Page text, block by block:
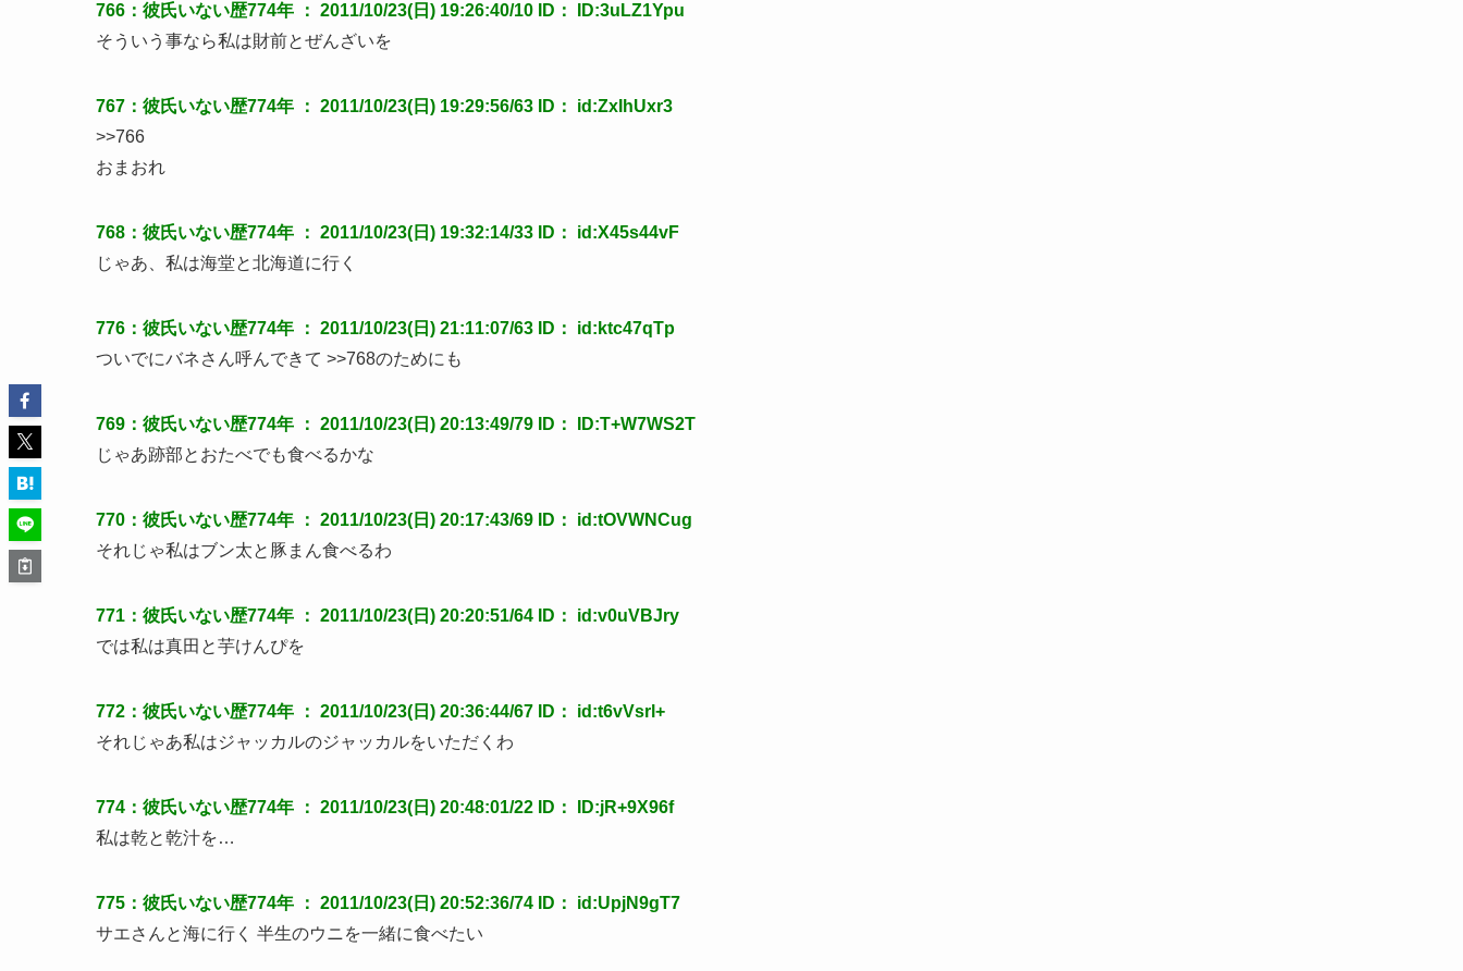
766：彼氏いない歴774年 ： 2011/10/23(日) 19:26:40/10 ID： ID:3uLZ1Ypu
そういう事なら私は財前とぜんざいを
767：彼氏いない歴774年 ： 2011/10/23(日) 19:29:56/63 ID： id:ZxIhUxr3
>>766
おまおれ
768：彼氏いない歴774年 ： 2011/10/23(日) 19:32:14/33 ID： id:X45s44vF
じゃあ、私は海堂と北海道に行く
776：彼氏いない歴774年 ： 2011/10/23(日) 21:11:07/63 ID： id:ktc47qTp
ついでにバネさん呼んできて >>768のためにも
769：彼氏いない歴774年 ： 2011/10/23(日) 20:13:49/79 ID： ID:T+W7WS2T
じゃあ跡部とおたべでも食べるかな
770：彼氏いない歴774年 ： 2011/10/23(日) 20:17:43/69 ID： id:tOVWNCug
それじゃ私はブン太と豚まん食べるわ
771：彼氏いない歴774年 ： 2011/10/23(日) 20:20:51/64 ID： id:v0uVBJry
では私は真田と芋けんぴを
772：彼氏いない歴774年 ： 2011/10/23(日) 20:36:44/67 ID： id:t6vVsrl+
それじゃあ私はジャッカルのジャッカルをいただくわ
774：彼氏いない歴774年 ： 2011/10/23(日) 20:48:01/22 ID： ID:jR+9X96f
私は乾と乾汁を…
775：彼氏いない歴774年 ： 2011/10/23(日) 20:52:36/74 ID： id:UpjN9gT7
サエさんと海に行く 半生のウニを一緒に食べたい